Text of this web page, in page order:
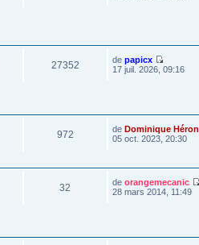
27352 depapicx
17 juil. 2026, 09:16
972 deDominique Héron
05 oct. 2023, 20:30
32 deorangemecanic
28 mars 2014, 11:49